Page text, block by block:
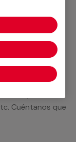
Cuéntanos que